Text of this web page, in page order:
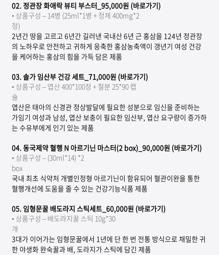
02. 정관장 화애락 뷰티 부스터_95,000원 (바로가기)
• 상품구성 – 14병 (25ml*1병 + 정제 400mg*2
정)
2년간 땅을 고르고 6년간 길러낸 국내산 6년 근 홍삼을 124년 정관장
의 노하우로 안전하고 귀하게 응축한 홍삼농축액이 갱년기 여성 건강
을 케어하는 홍삼의 힘을 가득 담은 제품
03.솔가 임산부 건강 세트_71,000원 (바로가기)
• 상품구성 – 엽산 400*100정 + 철분 25*90 캡
슐
엽산은 태아의 신경관 정상발달에 필요한 성분으로 임신을 준비하는
가임기 여성과 남성, 엽산 보충이 필요한 임산부, 엽산 요구량이 증가하
는 수유부에게 인기 있는 제품
04.동국제약 혈행 N 아르기닌 마스터(2 box)_90,000원 (바로가기)
• 상품구성 – (30ml*14) *2
box
국내 최초 식약처 개별인정형 아르기닌이 함유되어 혈관이완을 통한
혈행개선에 도움을 줄 수 있는 건강기능식품 제품
05. 임형문꿀 배도라지 스틱세트_60,000원 (바로가기)
• 상품구성 – 배도라지꿀 스틱 10g*30
개
3대가 이어가는 임형문꿀에서 1년에 단 한 번 전통 방식으로 채밀한 귀
한 야생화 완숙꿀과 배, 도라지가 스틱에 담긴 제품